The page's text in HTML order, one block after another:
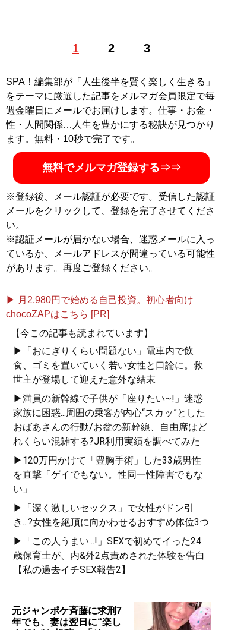
1 2 3
の執筆を手がける。今、知るべき情報を多くの人に届け
@mochizukiyuuki
記事一覧へ
SPA！編集部が「人生後半を賢く楽しく生きる」
をテーマに厳選した記事をメルマガ会員限定で毎
週金曜日にメールでお届けします。仕事・お金・
性・人間関係…人生を豊かにする秘訣が見つかり
ます。無料・10秒で完了です。
無料でメルマガ登録する⇒⇒
※登録後、メール認証が必要です。受信した認証
メールをクリックして、登録を完了させてくださ
い。
※認証メールが届かない場合、迷惑メールに入っ
ているか、メールアドレスが間違っている可能性
があります。再度ご登録ください。
▶ 月2,980円で始める自己投資。初心者向け
chocoZAPはこちら [PR]
【今この記事も読まれています】
▶「おにぎりくらい問題ない」電車内で飲
食、ゴミを置いていく若い女性と口論に。救
世主が登場して迎えた意外な結末
▶満員の新幹線で子供が「座りたい~!」迷惑
家族に困惑...周囲の乗客が内心“スカッ”とした
おばあさんの行動/お盆の新幹線、自由席はど
れくらい混雑する?JR利用実績を調べてみた
▶120万円かけて「豊胸手術」した33歳男性
を直撃「ゲイでもない。性同一性障害でもな
い」
▶「深く激しいセックス」で女性がドン引
き...?女性を絶頂に向かわせるおすすめ体位3つ
▶「この人うまい...!」SEXで初めてイった24
歳保育士が、内&外2点責めされた体験を告白
【私の過去イチSEX報告2】
元ジャンポケ斉藤に求刑7
年でも、妻は翌日に“楽し